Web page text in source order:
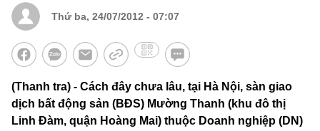
Thứ ba, 24/07/2012 - 07:07
(Thanh tra) - Cách đây chưa lâu, tại Hà Nội, sàn giao
dịch bất động sản (BĐS) Mường Thanh (khu đô thị
Linh Đàm, quận Hoàng Mai) thuộc Doanh nghiệp (DN)